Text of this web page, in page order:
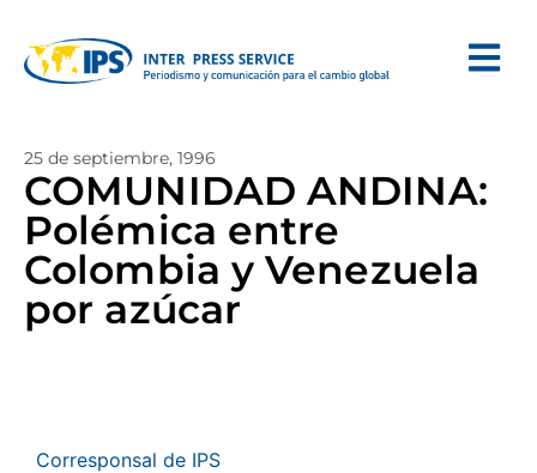
25 de septiembre, 1996
COMUNIDAD ANDINA:
Polémica entre
Colombia y Venezuela
por azúcar
Corresponsal de IPS